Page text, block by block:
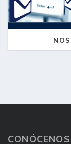
CONÓCENOS